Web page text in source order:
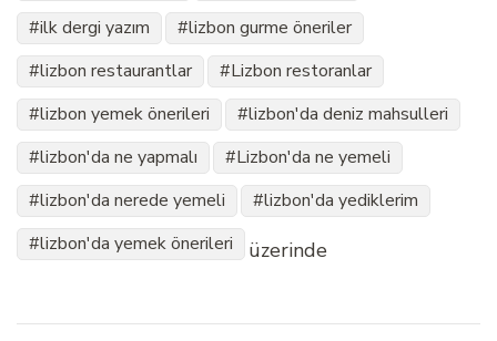
ilk dergi yazım
lizbon gurme öneriler
lizbon restaurantlar
Lizbon restoranlar
lizbon yemek önerileri
lizbon'da deniz mahsulleri
lizbon'da ne yapmalı
Lizbon'da ne yemeli
lizbon'da nerede yemeli
lizbon'da yediklerim
lizbon'da yemek önerileri
üzerinde